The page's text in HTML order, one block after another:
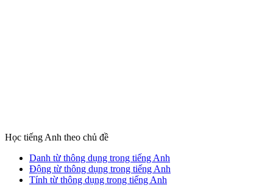
Học tiếng Anh theo chủ đề
Danh từ thông dụng trong tiếng Anh
Động từ thông dụng trong tiếng Anh
Tính từ thông dụng trong tiếng Anh